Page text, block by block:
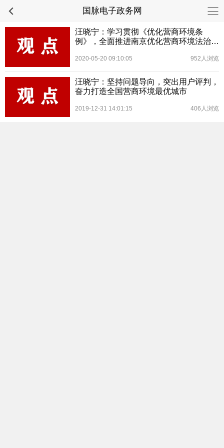
国脉电子政务网
汪晓宁：学习贯彻《优化营商环境条
例》，全面推进南京优化营商环境法治化
2020-05-20 09:10:05 952人浏览
汪晓宁：坚持问题导向，突出用户评判，
奋力打造全国营商环境最优城市
2019-12-31 14:01:15 406人浏览